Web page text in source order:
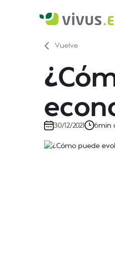
Vuelve
30/12/2021 6min